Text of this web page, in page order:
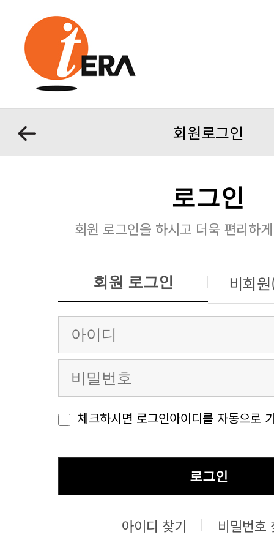
회원로그인
로그인
회원 로그인을 하시고 더욱 편리하
회원 로그인 비회
체크하시면 로그인아이디를 자동으로
로그인
아이디 찾기 비밀번호